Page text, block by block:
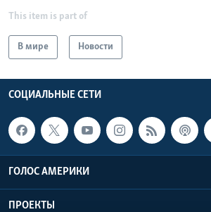
This item is part of
В мире Новости
СОЦИАЛЬНЫЕ СЕТИ
ГОЛОС АМЕРИКИ
ПРОЕКТЫ